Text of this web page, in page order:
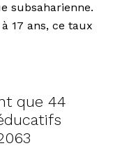
subsaharienne.
17 ans, ce taux
que 44